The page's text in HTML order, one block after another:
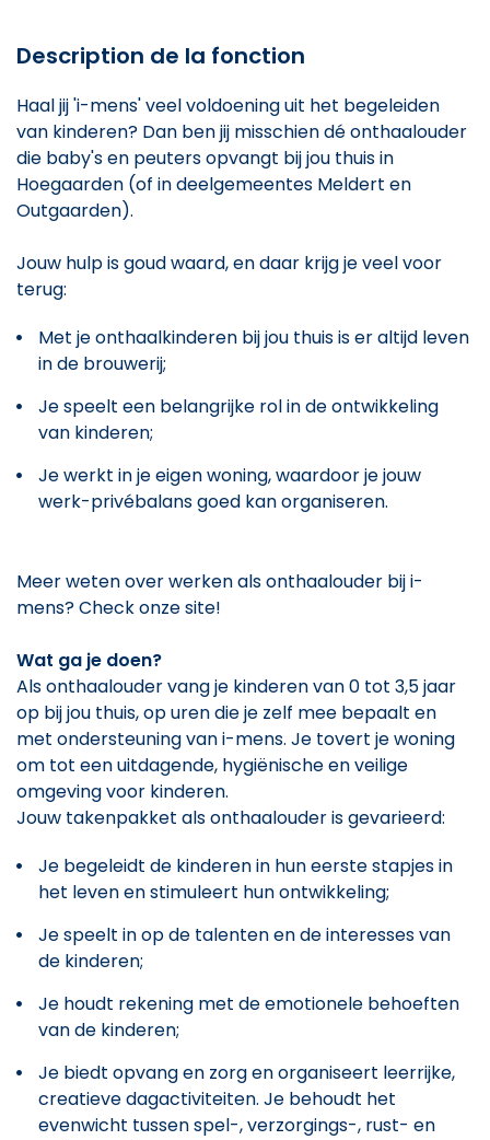
Description de la fonction
Haal jij 'i-mens' veel voldoening uit het begeleiden
van kinderen? Dan ben jij misschien dé onthaalouder
die baby's en peuters opvangt bij jou thuis in
Hoegaarden (of in deelgemeentes Meldert en
Outgaarden).
Jouw hulp is goud waard, en daar krijg je veel voor
terug:
Met je onthaalkinderen bij jou thuis is er altijd leven
in de brouwerij;
Je speelt een belangrijke rol in de ontwikkeling
van kinderen;
Je werkt in je eigen woning, waardoor je jouw
werk-privébalans goed kan organiseren.
Meer weten over werken als onthaalouder bij i-
mens? Check onze site!
Wat ga je doen?
Als onthaalouder vang je kinderen van 0 tot 3,5 jaar
op bij jou thuis, op uren die je zelf mee bepaalt en
met ondersteuning van i-mens. Je tovert je woning
om tot een uitdagende, hygiënische en veilige
omgeving voor kinderen.
Jouw takenpakket als onthaalouder is gevarieerd:
Je begeleidt de kinderen in hun eerste stapjes in
het leven en stimuleert hun ontwikkeling;
Je speelt in op de talenten en de interesses van
de kinderen;
Je houdt rekening met de emotionele behoeften
van de kinderen;
Je biedt opvang en zorg en organiseert leerrijke,
creatieve dagactiviteiten. Je behoudt het
evenwicht tussen spel-, verzorgings-, rust- en